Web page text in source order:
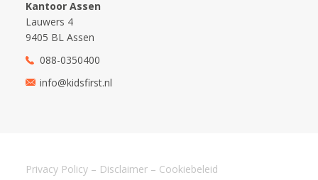
Kantoor Assen
Lauwers 4
9405 BL Assen
088-0350400
info@kidsfirst.nl
Privacy Policy – Disclaimer – Cookiebeleid